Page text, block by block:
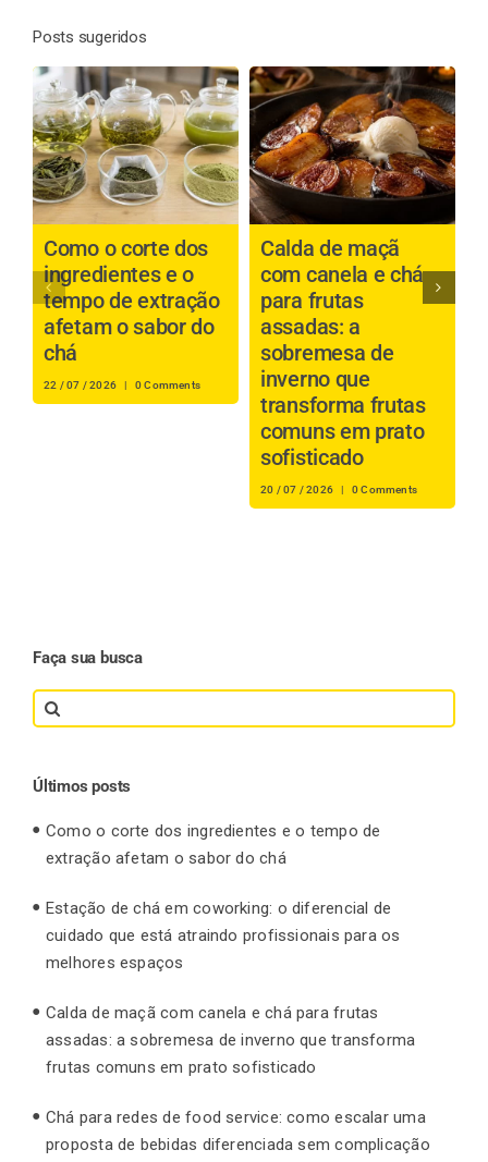
Posts sugeridos
Como o corte dos
ingredientes e o
tempo de extração
afetam o sabor do
chá
22 / 07 / 2026 | 0 Comments
Calda de maçã
com canela e chá
para frutas
assadas: a
sobremesa de
inverno que
transforma frutas
comuns em prato
sofisticado
20 / 07 / 2026 | 0 Comments
Faça sua busca
Search
for:
Últimos posts
Como o corte dos ingredientes e o tempo de
extração afetam o sabor do chá
Estação de chá em coworking: o diferencial de
cuidado que está atraindo profissionais para os
melhores espaços
Calda de maçã com canela e chá para frutas
assadas: a sobremesa de inverno que transforma
frutas comuns em prato sofisticado
Chá para redes de food service: como escalar uma
proposta de bebidas diferenciada sem complicação